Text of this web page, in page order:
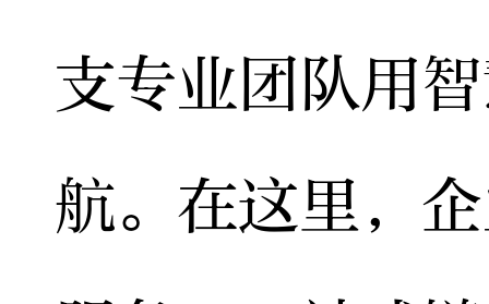
支专业团队用
航。在这里，